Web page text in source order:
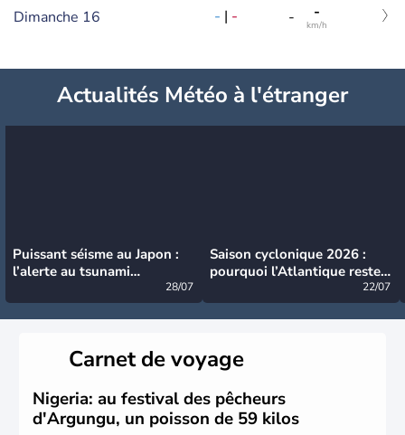
Dimanche 16 - | - - -
km/h
Actualités Météo à l'étranger
Puissant séisme au Japon :
l’alerte au tsunami
28/07
Saison cyclonique 2026 :
pourquoi l’Atlantique reste
22/07
Carnet de voyage
Nigeria: au festival des pêcheurs
d'Argungu, un poisson de 59 kilos